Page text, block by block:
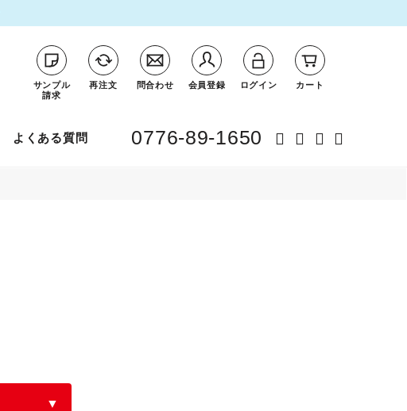
サンプル
請求
再注文 問合わせ 会員登録 ログイン カート
よくある質問 0776-89-1650